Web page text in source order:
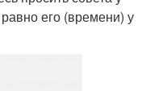
его (времени) у